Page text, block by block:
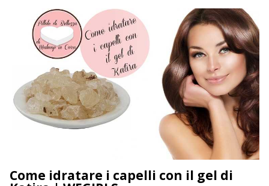
Come idratare i capelli con il gel di